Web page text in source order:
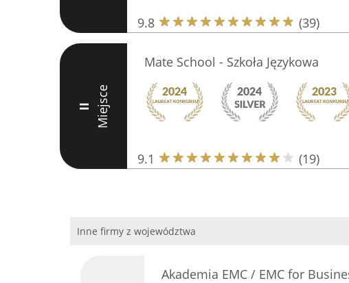
9.8 (39)
II Miejsce
Mate School - Szkoła Językowa
9.1 (19)
Inne firmy z województwa
Akademia EMC / EMC for